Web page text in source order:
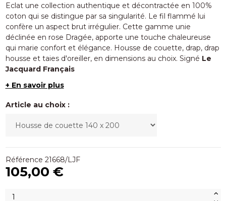
Eclat une collection authentique et décontractée en 100%
coton qui se distingue par sa singularité. Le fil flammé lui
confère un aspect brut irrégulier. Cette gamme unie
déclinée en rose Dragée, apporte une touche chaleureuse
qui marie confort et élégance. Housse de couette, drap, drap
housse et taies d'oreiller, en dimensions au choix. Signé Le
Jacquard Français
+ En savoir plus
Article au choix :
Référence 21668/LJF
105,00 €